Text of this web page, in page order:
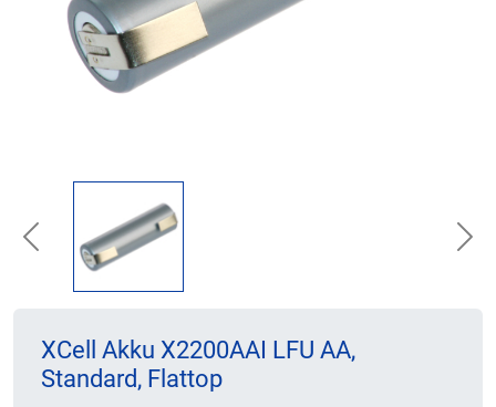
Previous
XCell Akku X2200AAI LFU AA,
Standard, Flattop